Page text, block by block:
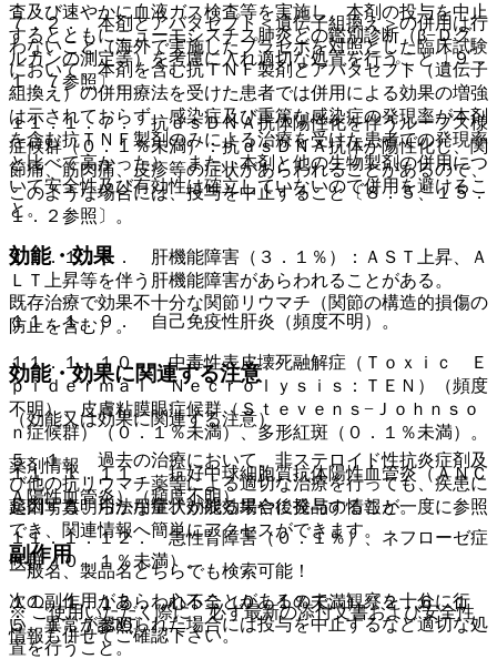
査及び速やかに血液ガス検査等を実施し、本剤の投与を中止
するとともにニューモシスチス肺炎との鑑別診断（β−Ｄグ
ルカンの測定等）を考慮に入れ適切な処置を行うこと〔９．
１．７参照〕。
１１．１．７． 抗ｄｓＤＮＡ抗体陽性化を伴うループス様
症候群（０．１％未満）：抗ｄｓＤＮＡ抗体が陽性化し、関
節痛、筋肉痛、皮疹等の症状があらわれることがあるので、
このような場合には、投与を中止すること〔８．５、１５．
１．２参照〕。
１１．１．８． 肝機能障害（３．１％）：ＡＳＴ上昇、Ａ
ＬＴ上昇等を伴う肝機能障害があらわれることがある。
１１．１．９． 自己免疫性肝炎（頻度不明）。
１１．１．１０． 中毒性表皮壊死融解症（Ｔｏｘｉｃ Ｅ
ｐｉｄｅｒｍａｌ Ｎｅｃｒｏｌｙｓｉｓ：ＴＥＮ）（頻度
不明）、皮膚粘膜眼症候群（Ｓｔｅｖｅｎｓ−Ｊｏｈｎｓｏ
ｎ症候群）（０．１％未満）、多形紅斑（０．１％未満）。
１１．１．１１． 抗好中球細胞質抗体陽性血管炎（ＡＮＣ
Ａ陽性血管炎）（頻度不明）。
１１．１．１２． 急性腎障害（０．１％）、ネフローゼ症
候群（０．１％未満）。
１１．１．１３． 心不全（０．１％未満）〔２．６、１
５．１．７参照〕。
７．２． 本剤とアバタセプト＜遺伝子組換え＞の併用は行
わないこと（海外で実施したプラセボを対照とした臨床試験
において、本剤を含む抗ＴＮＦ製剤とアバタセプト（遺伝子
組換え）の併用療法を受けた患者では併用による効果の増強
は示されておらず、感染症及び重篤な感染症の発現率が本剤
を含む抗ＴＮＦ製剤のみによる治療を受けた患者での発現率
と比べて高かった）。また、本剤と他の生物製剤の併用につ
いて安全性及び有効性は確立していないので併用を避けるこ
と。
効能・効果
既存治療で効果不十分な関節リウマチ（関節の構造的損傷の
防止を含む）。
効能・効果に関連する注意
（効能又は効果に関連する注意）
５．１． 過去の治療において、非ステロイド性抗炎症剤及
び他の抗リウマチ薬等による適切な治療を行っても、疾患に
起因する明らかな症状が残る場合に投与すること。
副作用
次の副作用があらわれることがあるので、観察を十分に行
い、異常が認められた場合には投与を中止するなど適切な処
置を行うこと。
薬剤情報
薬剤写真、用法用量、効能効果や後発品の情報が一度に参照
でき、関連情報へ簡単にアクセスができます。
一般名、製品名どちらでも検索可能！
※ ご使用いただく際に、必ず最新の添付文書および安全性
情報も併せてご確認下さい。